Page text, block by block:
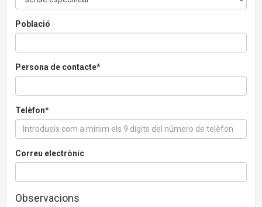
Població
Persona de contacte*
Telèfon*
Correu electrònic
Observacions